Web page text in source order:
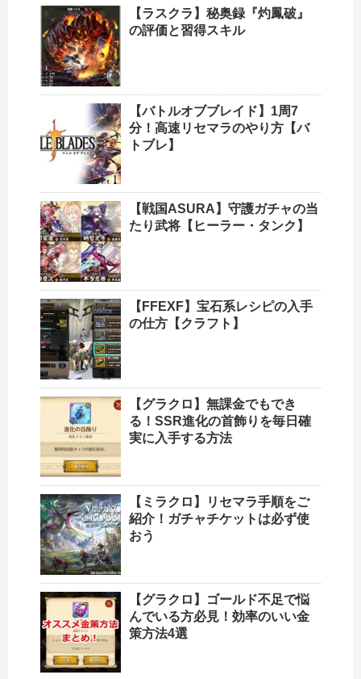
【ラスクラ】秘奥録『灼鳳破』
の評価と習得スキル
【バトルオブブレイド】1周7
分！高速リセマラのやり方【バ
トブレ】
【戦国ASURA】守護ガチャの当
たり武将【ヒーラー・タンク】
【FFEXF】宝石系レシピの入手
の仕方【クラフト】
【グラクロ】無課金でもでき
る！SSR進化の首飾りを毎日確
実に入手する方法
【ミラクロ】リセマラ手順をご
紹介！ガチャチケットは必ず使
おう
【グラクロ】ゴールド不足で悩
んでいる方必見！効率のいい金
策方法4選